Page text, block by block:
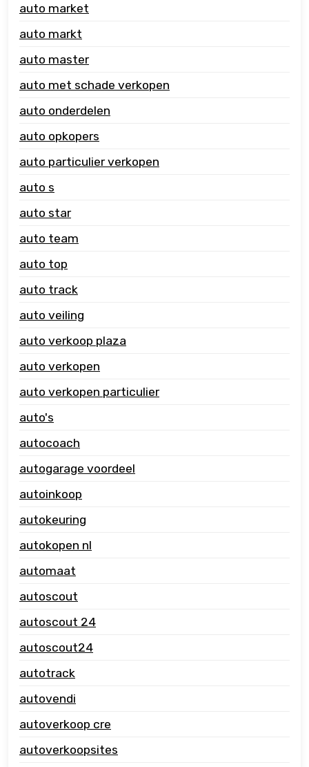
auto market
auto markt
auto master
auto met schade verkopen
auto onderdelen
auto opkopers
auto particulier verkopen
auto s
auto star
auto team
auto top
auto track
auto veiling
auto verkoop plaza
auto verkopen
auto verkopen particulier
auto's
autocoach
autogarage voordeel
autoinkoop
autokeuring
autokopen nl
automaat
autoscout
autoscout 24
autoscout24
autotrack
autovendi
autoverkoop cre
autoverkoopsites